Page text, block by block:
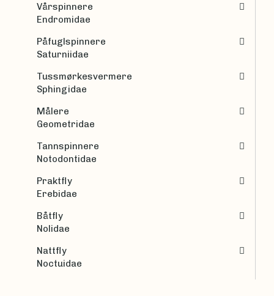
Vårspinnere
Endromidae
Påfuglspinnere
Saturniidae
Tussmørkesvermere
Sphingidae
Målere
Geometridae
Tannspinnere
Notodontidae
Praktfly
Erebidae
Båtfly
Nolidae
Nattfly
Noctuidae